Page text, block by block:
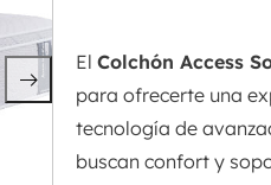
El Colchón Access
para ofrecerte una
tecnología de
buscan confort y